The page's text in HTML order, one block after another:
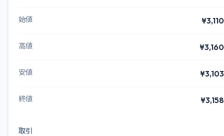
始値 ¥3,110
高値 ¥3,160
安値 ¥3,103
終値 ¥3,158
取引